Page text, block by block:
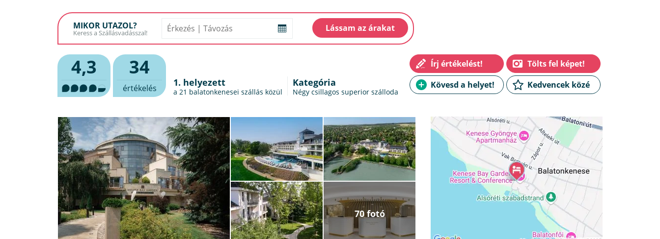
MIKOR UTAZOL?
4,3 34
értékelés 1. helyezett
a 21 balatonkenesei szállás közül
Kategória
Négy csillagos superior szálloda
70 fotó